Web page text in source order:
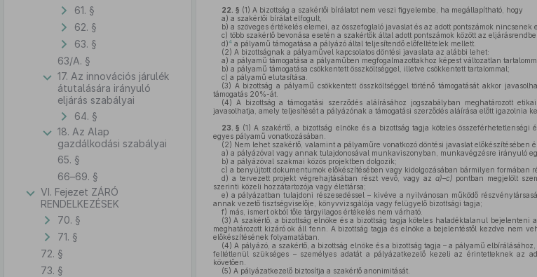
61. §
62. §
63. §
63/A. §
17. Az innovációs járulék
átutalására irányuló
eljárás szabályai
64. §
18. Az Alap
gazdálkodási szabályai
65. §
66–69. §
VI. Fejezet ZÁRÓ
RENDELKEZÉSEK
70. §
71. §
72. §
73. §
22. § (1) A bizottság a szakértői bírálatot nem veszi figyelembe, ha megállapítható, hogy
a) a szakértői bírálat elfogult,
b) a szöveges értékelés elemei, az összefoglaló javaslat és az adott pontszámok nincsenek
c) több szakértő bevonása esetén a szakértők által adott pontszámok között az
d)4a pályamű támogatása a pályázó által teljesítendő előfeltételek mellett.
(2) A bizottságnak a pályaművel kapcsolatos döntési javaslata az alábbi lehet:
a) a pályamű támogatása a pályaműben megfogalmazottakhoz képest változatlan
b) a pályamű támogatása csökkentett összköltséggel, illetve csökkentett tartalommal;
c) a pályamű elutasítása.
(3) A bizottság a pályamű csökkentett összköltséggel történő támogatását akkor
támogatás 20%-át.
(4) A bizottság a támogatási szerződés aláírásához jogszabályban meghatározott
javasolhatja, amely teljesítését a pályázónak a támogatási szerződés aláírása előtt igazolnia
23. § (1) A szakértő, a bizottság elnöke és a bizottság tagja köteles
egyes pályamű vonatkozásában.
(2) Nem lehet szakértő, valamint a pályaműre vonatkozó döntési javaslat előkészítésében
a) a pályázóval vagy annak tulajdonosával munkaviszonyban, munkavégzésre irányuló
b) a pályázóval szakmai közös projektben dolgozik;
c) a benyújtott dokumentumok előkészítésében vagy kidolgozásában bármilyen formában
d) a tervezett projekt végrehajtásában részt vevő, vagy az a)–c) pontban megjelölt
szerinti közeli hozzátartozója vagy élettársa;
e) a pályázatban tulajdoni részesedéssel – kivéve a nyilvánosan működő
annak vezető tisztségviselője, könyvvizsgálója vagy felügyelő bizottsági tagja;
f) más, ismert okból tőle tárgyilagos értékelés nem várható.
(3) A szakértő, a bizottság elnöke és a bizottság tagja köteles haladéktalanul bejelenteni
meghatározott kizáró ok áll fenn. A bizottság tagja és elnöke a bejelentéstől kezdve nem
előkészítésének folyamatában.
(4) A pályázó, a szakértő, a bizottság elnöke és a bizottság tagja – a pályamű
feltétlenül szükséges – személyes adatát a pályázatkezelő kezeli az érintetteknek az
követően.
(5) A pályázatkezelő biztosítja a szakértő anonimitását.